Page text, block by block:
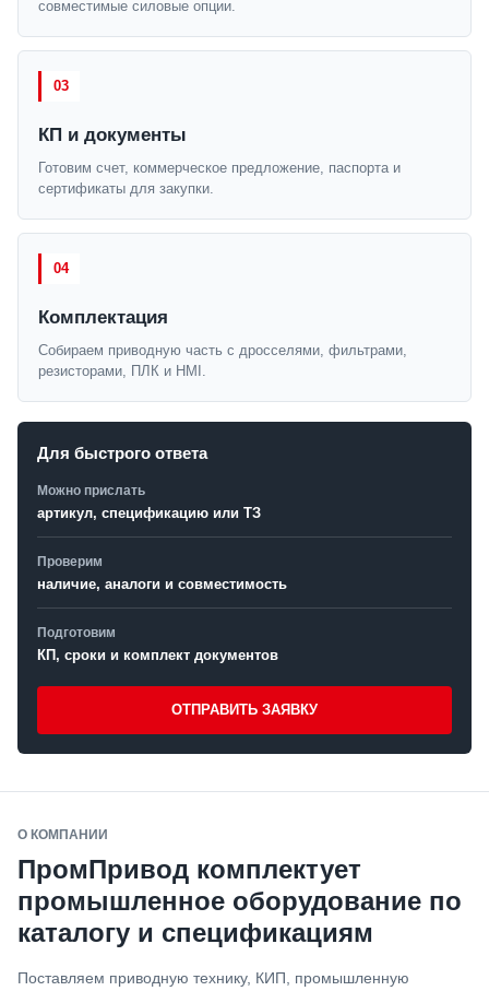
совместимые силовые опции.
03
КП и документы
Готовим счет, коммерческое предложение, паспорта и
сертификаты для закупки.
04
Комплектация
Собираем приводную часть с дросселями, фильтрами,
резисторами, ПЛК и HMI.
Для быстрого ответа
Можно прислать
артикул, спецификацию или ТЗ
Проверим
наличие, аналоги и совместимость
Подготовим
КП, сроки и комплект документов
ОТПРАВИТЬ ЗАЯВКУ
О КОМПАНИИ
ПромПривод комплектует
промышленное оборудование по
каталогу и спецификациям
Поставляем приводную технику, КИП, промышленную